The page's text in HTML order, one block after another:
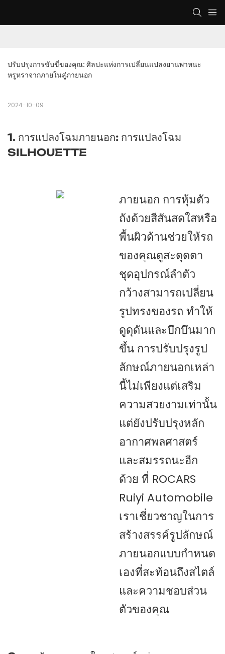
ปรับปรุงการขับขี่ของคุณ: ศิลปะแห่งการเปลี่ยนแปลงยานพาหนะ
หรูหราจากภายในสู่ภายนอก
2024-10-09
1. การแปลงโฉมภายนอก: การแปลงโฉม
SILHOUETTE
ภายนอก การหุ้มตัว
ถังด้วยสีสันสดใสหรือ
พื้นผิวด้านช่วยให้รถ
ของคุณดูสะดุดตา
ชุดอุปกรณ์ลำตัว
กว้างสามารถเปลี่ยน
รูปทรงของรถ ทำให้
ดูดุดันและบึกบึนมาก
ขึ้น การปรับปรุงรูป
ลักษณ์ภายนอกเหล่า
นี้ไม่เพียงแต่เสริม
ความสวยงามเท่านั้น
แต่ยังปรับปรุงหลัก
อากาศพลศาสตร์
และสมรรถนะอีก
ด้วย ที่ ROCARS
Ruiyi Automobile
เราเชี่ยวชาญในการ
สร้างสรรค์รูปลักษณ์
ภายนอกแบบกำหนด
เองที่สะท้อนถึงสไตล์
และความชอบส่วน
ตัวของคุณ